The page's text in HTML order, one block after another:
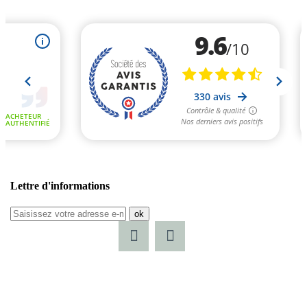
Lettre d'informations
ok